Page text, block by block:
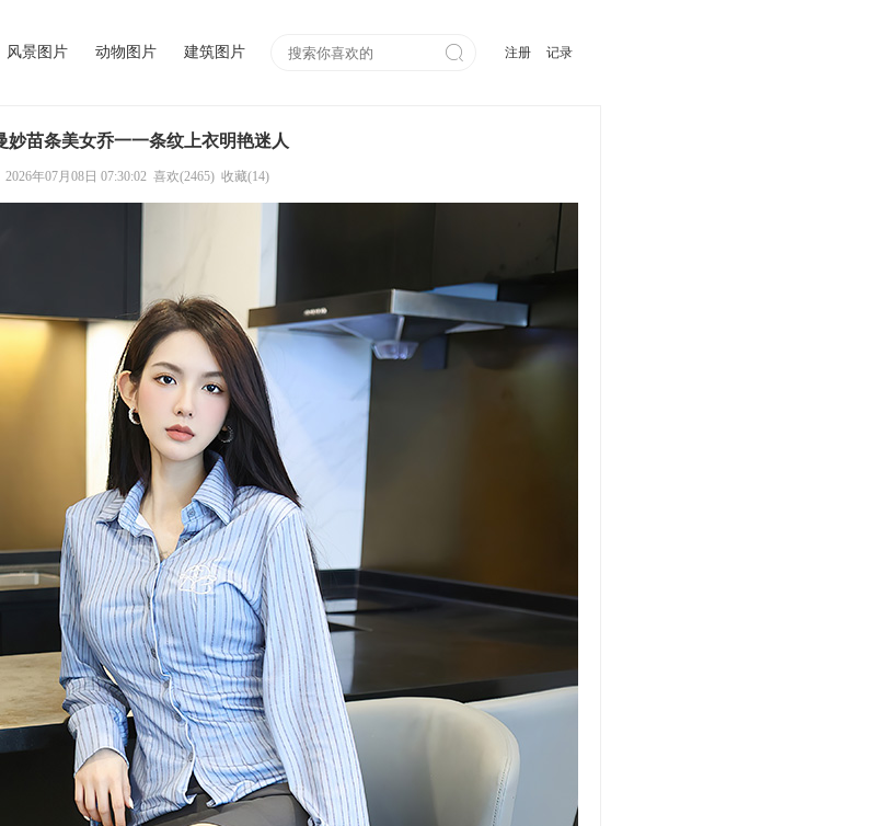
风景图片 动物图片 建筑图片  注册 记录
妙苗条美女乔一一条纹上衣明艳迷人
2026年07月08日 07:30:02 喜欢(2465) 收藏(14)